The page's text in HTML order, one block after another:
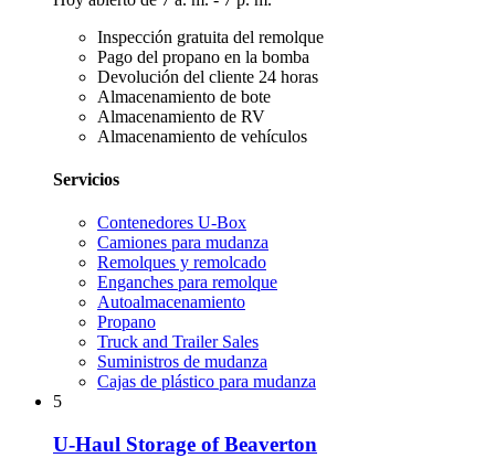
Inspección gratuita del remolque
Pago del propano en la bomba
Devolución del cliente 24 horas
Almacenamiento de bote
Almacenamiento de RV
Almacenamiento de vehículos
Servicios
Contenedores U-Box
Camiones para mudanza
Remolques y remolcado
Enganches para remolque
Autoalmacenamiento
Propano
Truck and Trailer Sales
Suministros de mudanza
Cajas de plástico para mudanza
5
U-Haul Storage of Beaverton